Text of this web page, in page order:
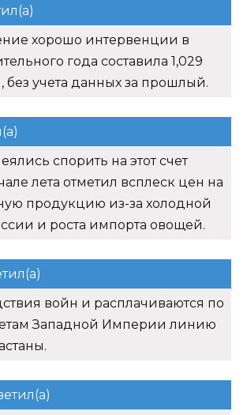
хорошо интервенции в
года составила 1,029
без учета данных за прошлый.
спорить на этот счет
лета отметил всплеск цен на
продукцию из-за холодной
и роста импорта овощей.
войн и расплачиваются по
Западной Империи линию